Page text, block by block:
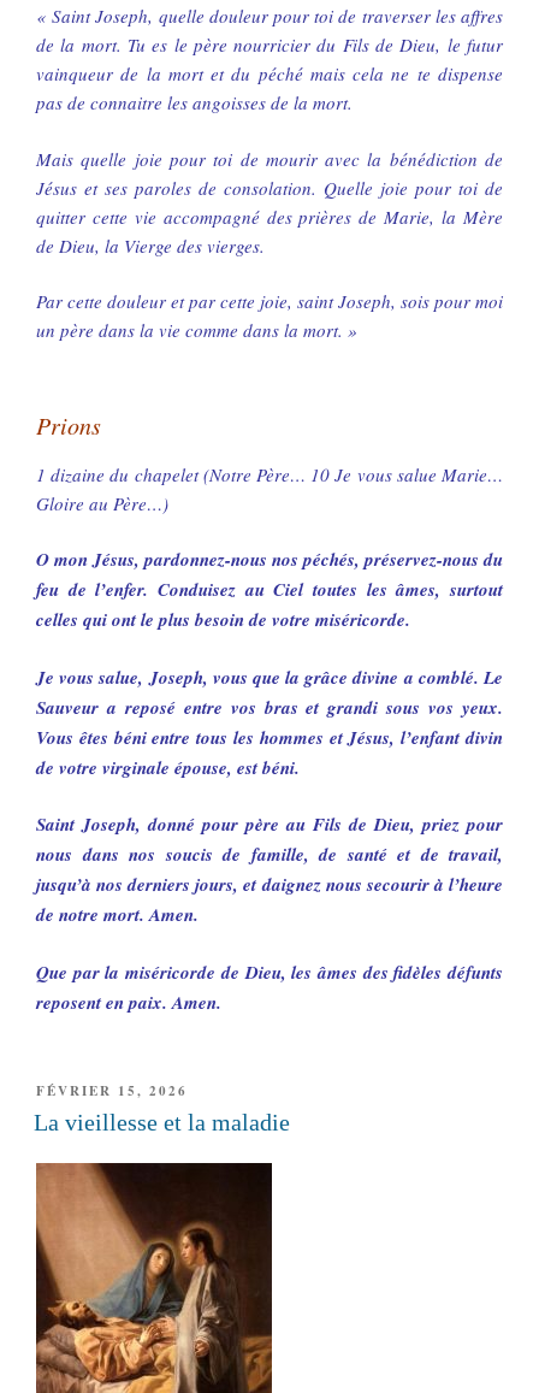
« Saint Joseph, quelle douleur pour toi de traverser les affres
de la mort. Tu es le père nourricier du Fils de Dieu, le futur
vainqueur de la mort et du péché mais cela ne te dispense
pas de connaitre les angoisses de la mort.
Mais quelle joie pour toi de mourir avec la bénédiction de
Jésus et ses paroles de consolation. Quelle joie pour toi de
quitter cette vie accompagné des prières de Marie, la Mère
de Dieu, la Vierge des vierges.
Par cette douleur et par cette joie, saint Joseph, sois pour moi
un père dans la vie comme dans la mort. »
Prions
1 dizaine du chapelet (Notre Père… 10 Je vous salue Marie…
Gloire au Père…)
O mon Jésus, pardonnez-nous nos péchés, préservez-nous du
feu de l’enfer. Conduisez au Ciel toutes les âmes, surtout
celles qui ont le plus besoin de votre miséricorde.
Je vous salue, Joseph, vous que la grâce divine a comblé. Le
Sauveur a reposé entre vos bras et grandi sous vos yeux.
Vous êtes béni entre tous les hommes et Jésus, l’enfant divin
de votre virginale épouse, est béni.
Saint Joseph, donné pour père au Fils de Dieu, priez pour
nous dans nos soucis de famille, de santé et de travail,
jusqu’à nos derniers jours, et daignez nous secourir à l’heure
de notre mort. Amen.
Que par la miséricorde de Dieu, les âmes des fidèles défunts
reposent en paix. Amen.
PUBLIÉ
LE
FÉVRIER 15, 2026
La vieillesse et la maladie